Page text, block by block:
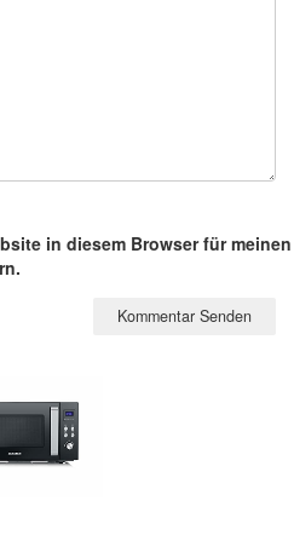
in diesem Browser für meinen